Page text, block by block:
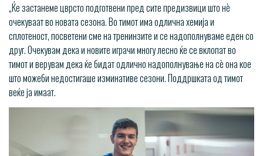
„Ќе застанеме цврсто подготвени пред сите предизвици што нѐ
очекуваат во новата сезона. Во тимот има одлична хемија и
сплотеност, посветени сме на тренинзите и се надополнуваме еден со
друг. Очекувам дека и новите играчи многу лесно ќе се вклопат во
тимот и верувам дека ќе бидат одлично надополнување на сѐ она кое
што можеби недостигаше изминативе сезони. Поддршката од тимот
веќе ја имаат.